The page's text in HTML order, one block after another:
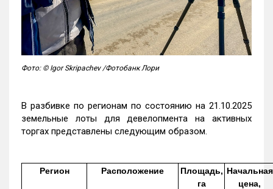
Фото: © Igor Skripachev /Фотобанк Лори
В разбивке по регионам по состоянию на 21.10.2025
земельные лоты для девелопмента на активных
торгах представлены следующим образом.
Регион Расположение
Площадь,
га
Начальная
цена,